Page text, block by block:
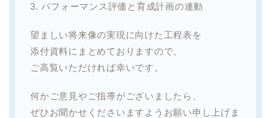
3. パフォーマンス評価と育成計画の連動
望ましい将来像の実現に向けた工程表を
添付資料にまとめておりますので、
ご高覧いただければ幸いです。
何かご意見やご指導がございましたら、
ぜひお聞かせくださいますようお願い申し上げま